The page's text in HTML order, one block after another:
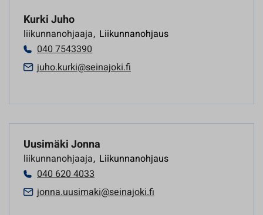
Kurki Juho
liikunnanohjaaja, Liikunnanohjaus
040 7543390
juho.kurki@seinajoki.fi
Uusimäki Jonna
liikunnanohjaaja, Liikunnanohjaus
040 620 4033
jonna.uusimaki@seinajoki.fi